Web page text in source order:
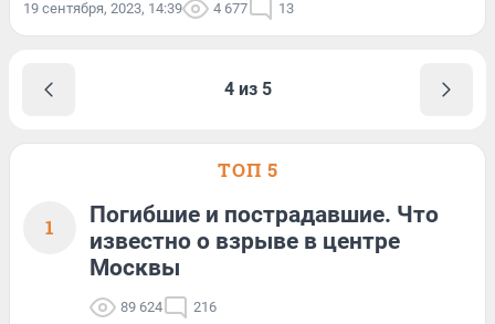
19 сентября, 2023, 14:39 4 677 13
4 из 5
ТОП 5
1
Погибшие и пострадавшие. Что
известно о взрыве в центре
Москвы
89 624 216